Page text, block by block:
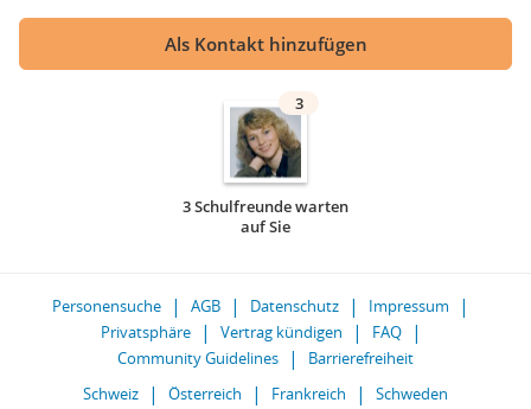
Als Kontakt hinzufügen
3
3 Schulfreunde warten
auf Sie
Personensuche AGB Datenschutz
Impressum
Privatsphäre
Vertrag kündigen
FAQ
Community Guidelines
Barrierefreiheit
Schweiz
Österreich Frankreich Schweden